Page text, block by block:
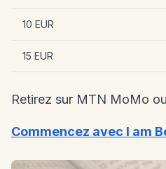
10 EUR
15 EUR
Retirez sur MTN MoMo
Commencez avec I am